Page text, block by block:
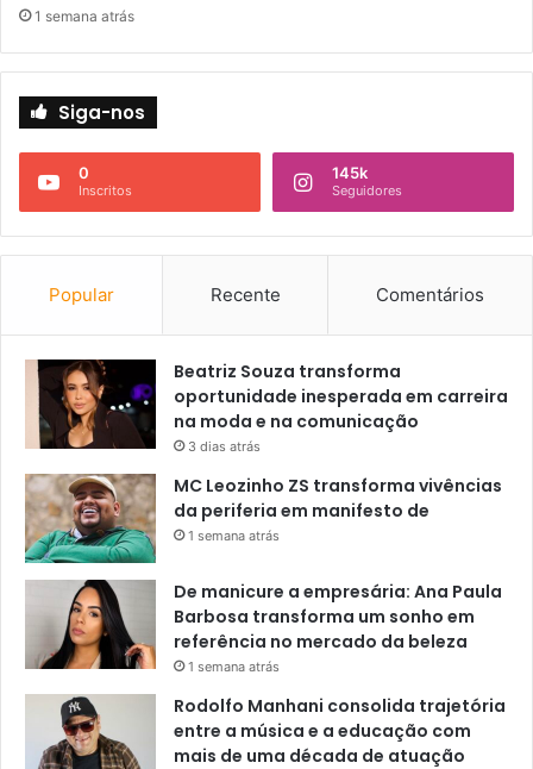
1 semana atrás
Siga-nos
0
Inscritos
145k
Seguidores
Popular Recente Comentários
Beatriz Souza transforma
oportunidade inesperada em carreira
na moda e na comunicação
3 dias atrás
MC Leozinho ZS transforma vivências
da periferia em manifesto de
1 semana atrás
De manicure a empresária: Ana Paula
Barbosa transforma um sonho em
referência no mercado da beleza
1 semana atrás
Rodolfo Manhani consolida trajetória
entre a música e a educação com
mais de uma década de atuação